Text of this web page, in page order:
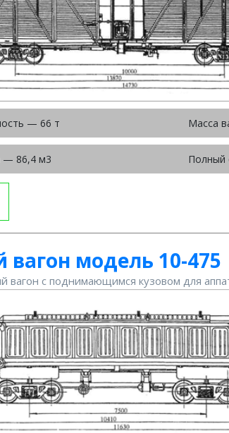
— 66 т Масса
— 86,4 м3 Полный
модель 10-475
вагон с поднимающимся кузовом для